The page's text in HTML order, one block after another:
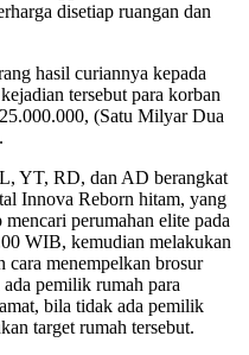
disetiap ruangan dan
hasil curiannya kepada
tersebut para korban
(Satu Milyar Dua
YT, RD, dan AD berangkat
Innova Reborn hitam, yang
perumahan elite pada
WIB, kemudian melakukan
cara menempelkan brosur
pemilik rumah para
bila tidak ada pemilik
target rumah tersebut.